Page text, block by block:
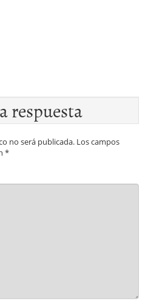
respuesta
no será publicada. Los campos
*